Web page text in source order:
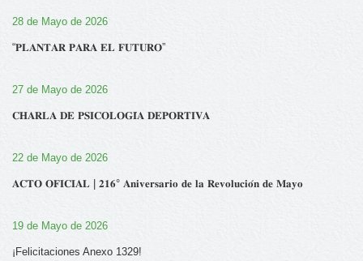
28 de Mayo de 2026
“𝐏𝐋𝐀𝐍𝐓𝐀𝐑 𝐏𝐀𝐑𝐀 𝐄𝐋 𝐅𝐔𝐓𝐔𝐑𝐎”
27 de Mayo de 2026
𝐂𝐇𝐀𝐑𝐋𝐀 𝐃𝐄 𝐏𝐒𝐈𝐂𝐎𝐋𝐎𝐆𝐈́𝐀 𝐃𝐄𝐏𝐎𝐑𝐓𝐈𝐕𝐀
22 de Mayo de 2026
𝐀𝐂𝐓𝐎 𝐎𝐅𝐈𝐂𝐈𝐀𝐋 | 𝟐𝟏𝟔° 𝐀𝐧𝐢𝐯𝐞𝐫𝐬𝐚𝐫𝐢𝐨 𝐝𝐞 𝐥𝐚 𝐑𝐞𝐯𝐨𝐥𝐮𝐜𝐢𝐨́𝐧 𝐝𝐞 𝐌𝐚𝐲𝐨
19 de Mayo de 2026
¡Felicitaciones Anexo 1329!